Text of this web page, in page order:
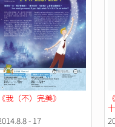
《我（不）完美》
- 17